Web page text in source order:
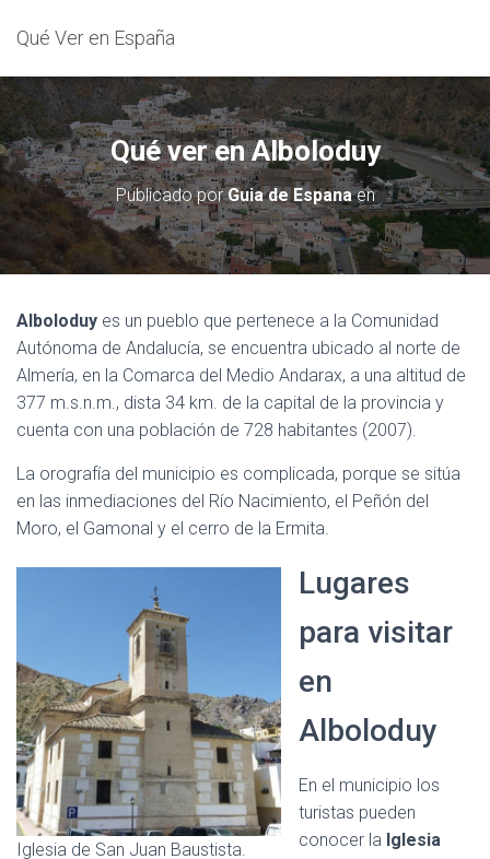
Qué Ver en España
Qué ver en Alboloduy
Publicado porGuia de Espanaen
Alboloduy es un pueblo que pertenece a la Comunidad
Autónoma de Andalucía, se encuentra ubicado al norte de
Almería, en la Comarca del Medio Andarax, a una altitud de
377 m.s.n.m., dista 34 km. de la capital de la provincia y
cuenta con una población de 728 habitantes (2007).
La orografía del municipio es complicada, porque se sitúa
en las inmediaciones del Río Nacimiento, el Peñón del
Moro, el Gamonal y el cerro de la Ermita.
Iglesia de San Juan Baustista.
Lugares
para visitar
en
Alboloduy
En el municipio los
turistas pueden
conocer la Iglesia